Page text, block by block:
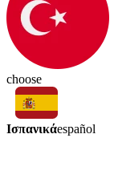
choose
Ισπανικάespañol